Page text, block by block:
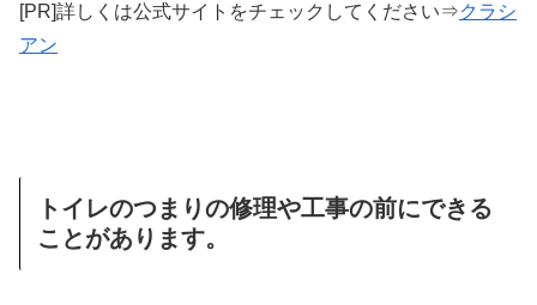
[PR]詳しくは公式サイトをチェックしてください⇒クラシ
アン
トイレのつまりの修理や工事の前にできる
ことがあります。